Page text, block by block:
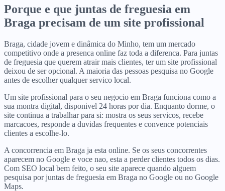
Porque e que juntas de freguesia em
Braga precisam de um site profissional
Braga, cidade jovem e dinâmica do Minho, tem um mercado
competitivo onde a presenca online faz toda a diferenca. Para juntas
de freguesia que querem atrair mais clientes, ter um site profissional
deixou de ser opcional. A maioria das pessoas pesquisa no Google
antes de escolher qualquer servico local.
Um site profissional para o seu negocio em Braga funciona como a
sua montra digital, disponivel 24 horas por dia. Enquanto dorme, o
site continua a trabalhar para si: mostra os seus servicos, recebe
marcacoes, responde a duvidas frequentes e convence potenciais
clientes a escolhe-lo.
A concorrencia em Braga ja esta online. Se os seus concorrentes
aparecem no Google e voce nao, esta a perder clientes todos os dias.
Com SEO local bem feito, o seu site aparece quando alguem
pesquisa por juntas de freguesia em Braga no Google ou no Google
Maps.